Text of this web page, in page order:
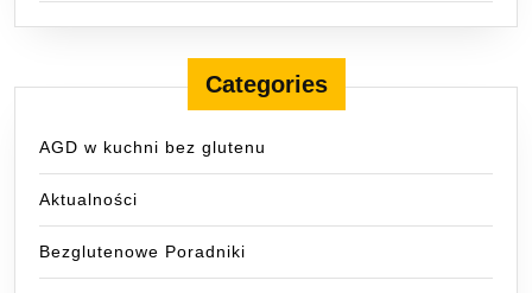
Categories
AGD w kuchni bez glutenu
Aktualności
Bezglutenowe Poradniki